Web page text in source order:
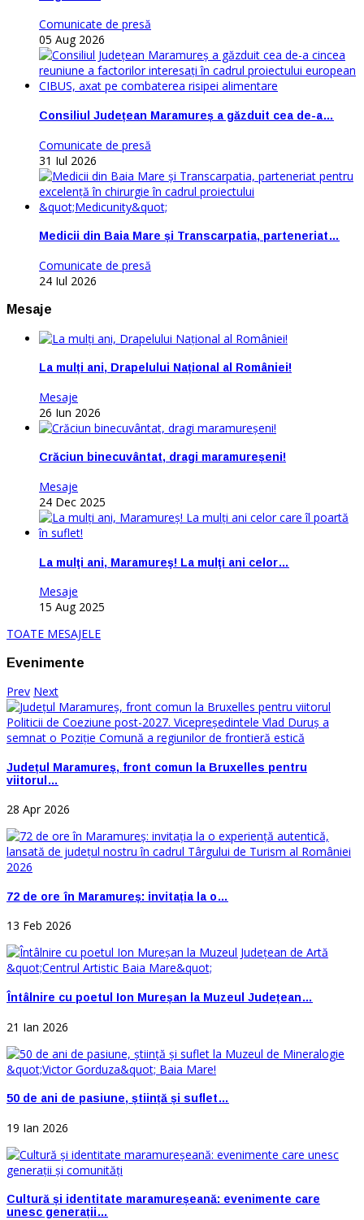
Comunicate de presă
05 Aug 2026
Consiliul Județean Maramureș a găzduit cea de-a…
Comunicate de presă
31 Iul 2026
Medicii din Baia Mare și Transcarpatia, parteneriat…
Comunicate de presă
24 Iul 2026
Mesaje
La mulți ani, Drapelului Național al României!
Mesaje
26 Iun 2026
Crăciun binecuvântat, dragi maramureșeni!
Mesaje
24 Dec 2025
La mulţi ani, Maramureş! La mulţi ani celor…
Mesaje
15 Aug 2025
TOATE MESAJELE
Evenimente
Prev Next
Județul Maramureș, front comun la Bruxelles pentru
viitorul…
28 Apr 2026
72 de ore în Maramureș: invitația la o…
13 Feb 2026
Întâlnire cu poetul Ion Mureșan la Muzeul Județean…
21 Ian 2026
50 de ani de pasiune, știință și suflet…
19 Ian 2026
Cultură și identitate maramureșeană: evenimente care
unesc generații…